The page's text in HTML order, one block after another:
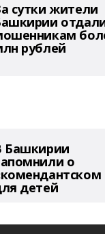
сутки жители
рублей
Башкирии
о
детей